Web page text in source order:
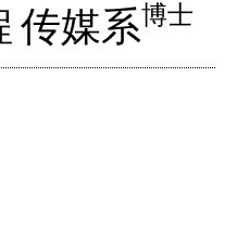
博士
传媒系